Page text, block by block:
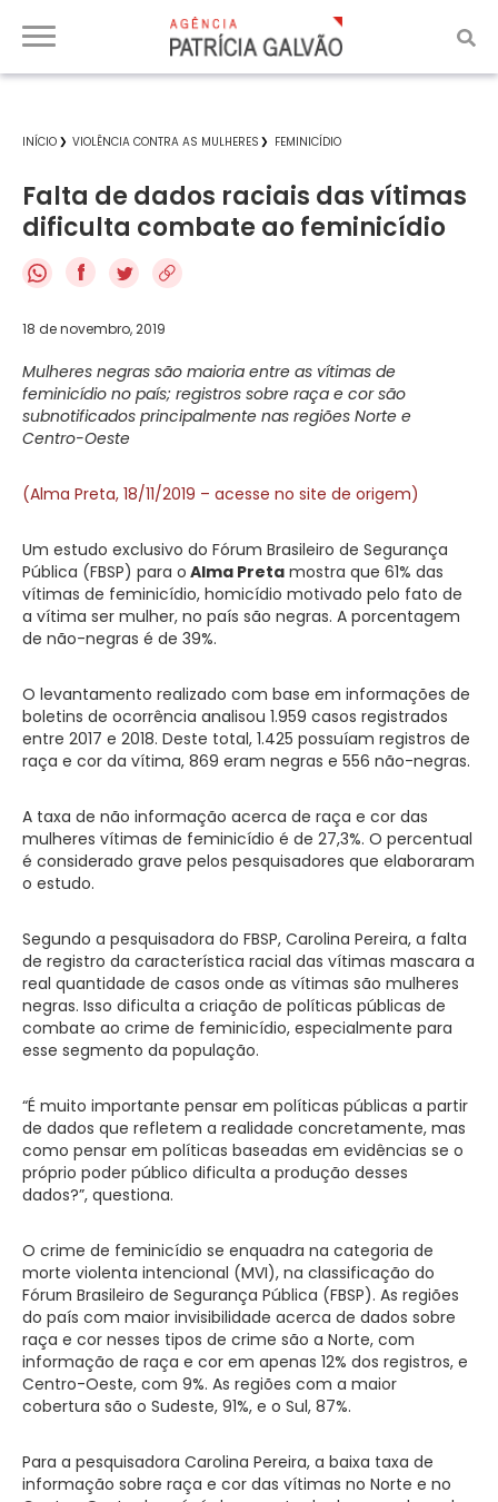
INÍCIO VIOLÊNCIA CONTRA AS MULHERES FEMINICÍDIO
Falta de dados raciais das vítimas
dificulta combate ao feminicídio
f
18 de novembro, 2019
Mulheres negras são maioria entre as vítimas de
feminicídio no país; registros sobre raça e cor são
subnotificados principalmente nas regiões Norte e
Centro-Oeste
(Alma Preta, 18/11/2019 – acesse no site de origem)
Um estudo exclusivo do Fórum Brasileiro de Segurança
Pública (FBSP) para o Alma Preta mostra que 61% das
vítimas de feminicídio, homicídio motivado pelo fato de
a vítima ser mulher, no país são negras. A porcentagem
de não-negras é de 39%.
O levantamento realizado com base em informações de
boletins de ocorrência analisou 1.959 casos registrados
entre 2017 e 2018. Deste total, 1.425 possuíam registros de
raça e cor da vítima, 869 eram negras e 556 não-negras.
A taxa de não informação acerca de raça e cor das
mulheres vítimas de feminicídio é de 27,3%. O percentual
é considerado grave pelos pesquisadores que elaboraram
o estudo.
Segundo a pesquisadora do FBSP, Carolina Pereira, a falta
de registro da característica racial das vítimas mascara a
real quantidade de casos onde as vítimas são mulheres
negras. Isso dificulta a criação de políticas públicas de
combate ao crime de feminicídio, especialmente para
esse segmento da população.
“É muito importante pensar em políticas públicas a partir
de dados que refletem a realidade concretamente, mas
como pensar em políticas baseadas em evidências se o
próprio poder público dificulta a produção desses
dados?”, questiona.
O crime de feminicídio se enquadra na categoria de
morte violenta intencional (MVI), na classificação do
Fórum Brasileiro de Segurança Pública (FBSP). As regiões
do país com maior invisibilidade acerca de dados sobre
raça e cor nesses tipos de crime são a Norte, com
informação de raça e cor em apenas 12% dos registros, e
Centro-Oeste, com 9%. As regiões com a maior
cobertura são o Sudeste, 91%, e o Sul, 87%.
Para a pesquisadora Carolina Pereira, a baixa taxa de
informação sobre raça e cor das vítimas no Norte e no